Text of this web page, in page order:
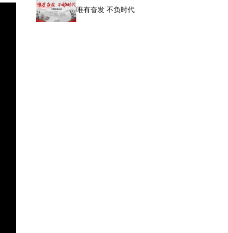
唯有奋发 不负时代